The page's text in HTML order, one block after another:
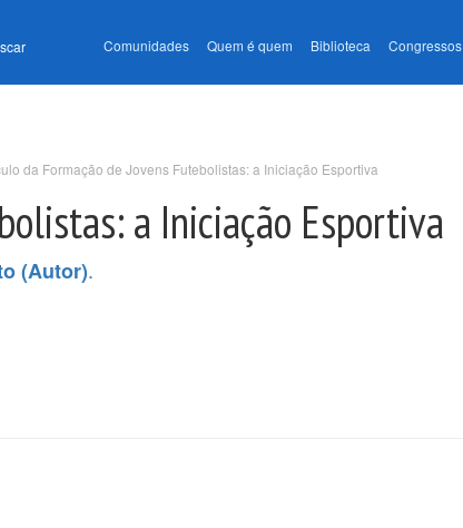
Comunidades Quem é quem Biblioteca Congressos
da Formação de Jovens Futebolistas: a Iniciação Esportiva
a Iniciação Esportiva
(Autor).